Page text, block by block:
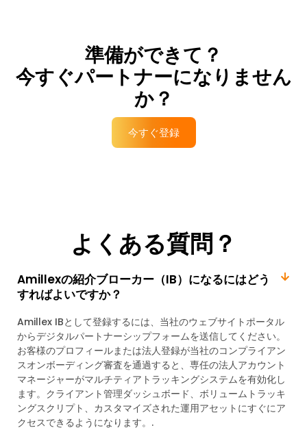
準備ができて？
今すぐパートナーになりません
か？
今すぐ登録
よくある質問？
Amillexの紹介ブローカー（IB）になるにはどう
すればよいですか？
Amillex IBとして登録するには、当社のウェブサイトポータル
からデジタルパートナーシップフォームを送信してください。
お客様のプロフィールまたは法人登録が当社のコンプライアン
スオンボーディング審査を通過すると、専任の法人アカウント
マネージャーがマルチティアトラッキングシステムを有効化し
ます。クライアント管理ダッシュボード、ボリュームトラッキ
ングスクリプト、カスタマイズされた運用アセットにすぐにア
クセスできるようになります。.